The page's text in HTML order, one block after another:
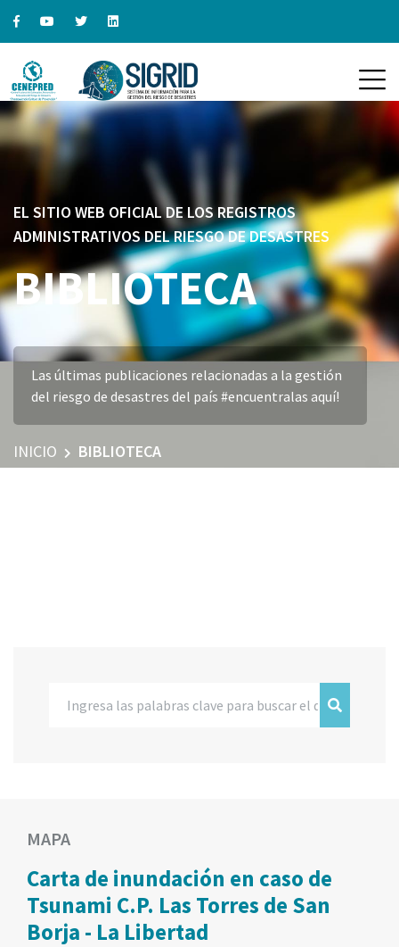
EL SITIO WEB OFICIAL DE LOS REGISTROS
ADMINISTRATIVOS DEL RIESGO DE DESASTRES
BIBLIOTECA
Las últimas publicaciones relacionadas a la gestión
del riesgo de desastres del país #encuentralas aquí!
INICIO BIBLIOTECA
MAPA
Carta de inundación en caso de
Tsunami C.P. Las Torres de San
Borja - La Libertad